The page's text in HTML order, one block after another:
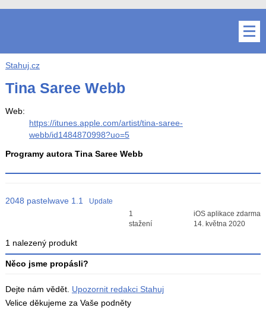
Stahuj.cz
Tina Saree Webb
Web:
https://itunes.apple.com/artist/tina-saree-
webb/id1484870998?uo=5
Programy autora Tina Saree Webb
2048 pastelwave 1.1
Update
Průměr hodnocení
1
stažení
iOS aplikace zdarma
14. května 2020
1 nalezený produkt
Něco jsme propásli?
Dejte nám vědět. Upozornit redakci Stahuj
Velice děkujeme za Vaše podněty